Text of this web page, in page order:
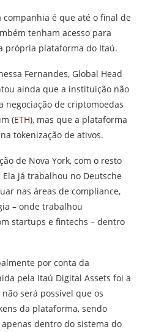
é que até o final de
tenham acesso para
própria plataforma do Itaú.
Fernandes, Global Head
ainda que a instituição não
de criptomoedas
(ETH), mas que a plataforma
tokenização de ativos.
de Nova York, com o resto
já trabalhou no Deutsche
nas áreas de compliance,
– onde trabalhou
startups e fintechs – dentro
por conta da
pela Itaú Digital Assets foi a
será possível que os
da plataforma, sendo
dentro do sistema do